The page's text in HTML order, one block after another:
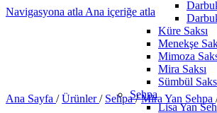
Navigasyona atla Ana içeriğe atla
Küre Saksı
Menekşe
Mimoza
Mira Saksı
Sümbül
Sehpa
Lisa Yan
Ana Sayfa / Ürünler/ Sehpa/ Mira Yan Sehpa